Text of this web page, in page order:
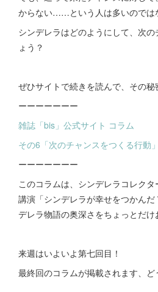
からない……という人は多いのでは
シンデレラはどのようにして、次
ょう？
ぜひサイトで続きを読んで、その秘
ーーーーーーー
雑誌「bis」公式サイト コラム
その6「次のチャンスをつくる行動」
ーーーーーーー
このコラムは、シンデレラコレク
講演「シンデレラが幸せをつかん
デレラ物語の奥深さをちょっとだけ
来週はいよいよ第七回目！
最終回のコラムが掲載されます、ど